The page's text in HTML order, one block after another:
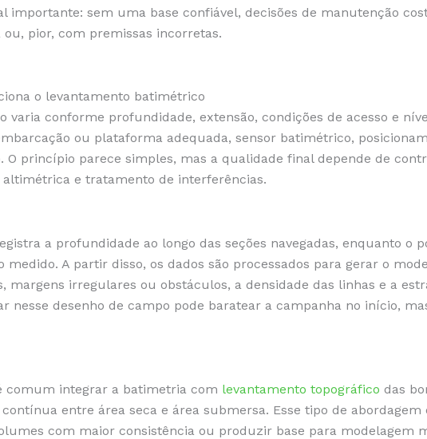
importante: sem uma base confiável, decisões de manutenção
ou, pior, com premissas incorretas.
o levantamento batimétrico
varia conforme profundidade, extensão, condições de acesso e
ou plataforma adequada, sensor batimétrico,
O princípio parece simples, mas a qualidade final depende de
altimétrica e tratamento de interferências.
a profundidade ao longo das seções navegadas, enquanto o
medido. A partir disso, os dados são processados para gerar o
margens irregulares ou obstáculos, a densidade das linhas e a
nesse desenho de campo pode baratear a campanha no início,
comum integrar a batimetria com levantamento topográfico das
entre área seca e área submersa. Esse tipo de
com maior consistência ou produzir base para modelagem